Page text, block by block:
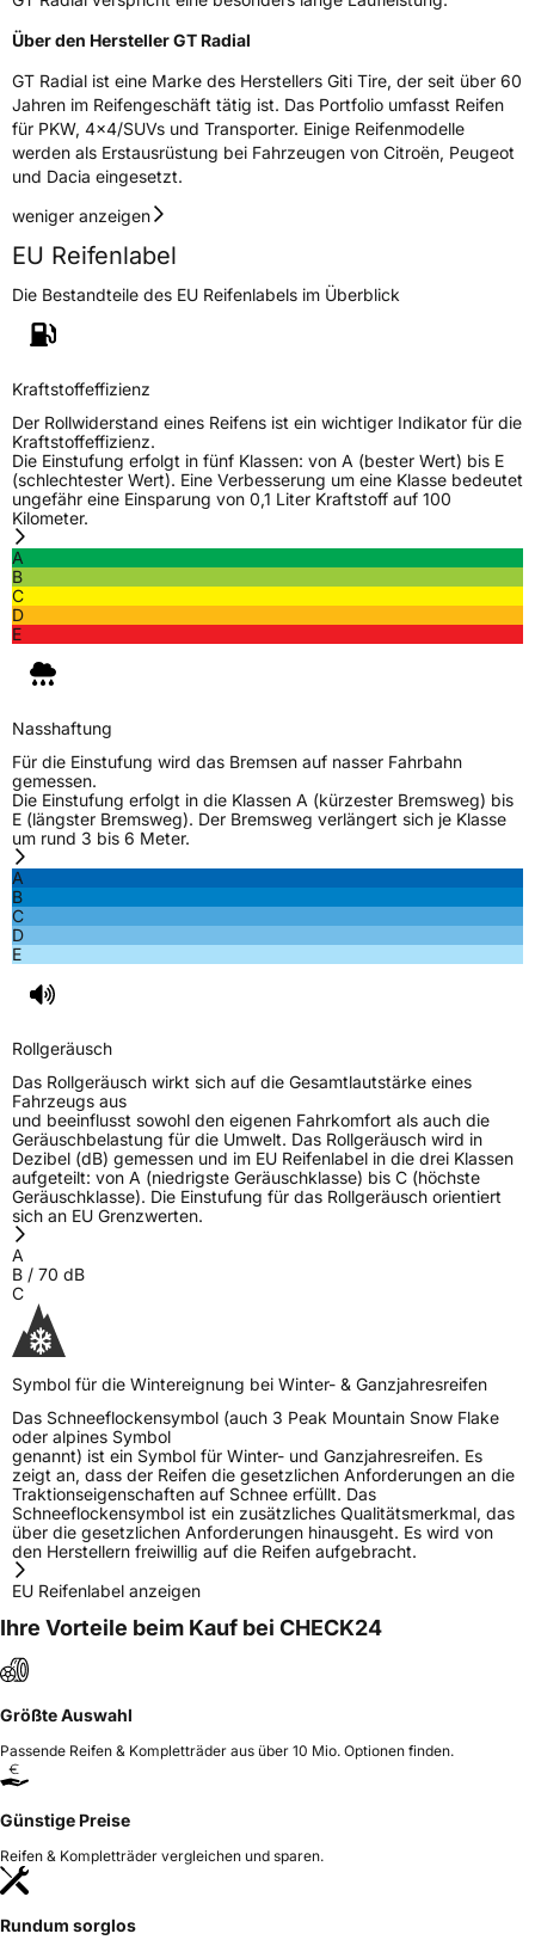
Allgemeine Produktsicherheit (GPSR)
HerstellerkontaktGiti Tire Deutschland GmbH, Giti Tire
Deutschland GmbH Hollerithallee 18a 30419
Hannover Germany,
label.information@eu.giti.com
Über den Hersteller GT Radial
GT Radial ist eine Marke des Herstellers Giti Tire, der seit über 60
Jahren im Reifengeschäft tätig ist. Das Portfolio umfasst Reifen
für PKW, 4x4/SUVs und Transporter. Einige Reifenmodelle
werden als Erstausrüstung bei Fahrzeugen von Citroën, Peugeot
und Dacia eingesetzt.
weniger anzeigen
EU Reifenlabel
Die Bestandteile des EU Reifenlabels im Überblick
Kraftstoffeffizienz
Der Rollwiderstand eines Reifens ist ein wichtiger Indikator für die
Kraftstoffeffizienz.
Die Einstufung erfolgt in fünf Klassen: von A (bester Wert) bis E
(schlechtester Wert). Eine Verbesserung um eine Klasse bedeutet
ungefähr eine Einsparung von 0,1 Liter Kraftstoff auf 100
Kilometer.
A
B
C
D
E
Nasshaftung
Für die Einstufung wird das Bremsen auf nasser Fahrbahn
gemessen.
Die Einstufung erfolgt in die Klassen A (kürzester Bremsweg) bis
E (längster Bremsweg). Der Bremsweg verlängert sich je Klasse
um rund 3 bis 6 Meter.
A
B
C
D
E
Rollgeräusch
Das Rollgeräusch wirkt sich auf die Gesamtlautstärke eines
Fahrzeugs aus
und beeinflusst sowohl den eigenen Fahrkomfort als auch die
Geräuschbelastung für die Umwelt. Das Rollgeräusch wird in
Dezibel (dB) gemessen und im EU Reifenlabel in die drei Klassen
aufgeteilt: von A (niedrigste Geräuschklasse) bis C (höchste
Geräuschklasse). Die Einstufung für das Rollgeräusch orientiert
sich an EU Grenzwerten.
A
B / 70 dB
C
Symbol für die Wintereignung bei Winter- & Ganzjahresreifen
Das Schneeflockensymbol (auch 3 Peak Mountain Snow Flake
oder alpines Symbol
genannt) ist ein Symbol für Winter- und Ganzjahresreifen. Es
zeigt an, dass der Reifen die gesetzlichen Anforderungen an die
Traktionseigenschaften auf Schnee erfüllt. Das
Schneeflockensymbol ist ein zusätzliches Qualitätsmerkmal, das
über die gesetzlichen Anforderungen hinausgeht. Es wird von
den Herstellern freiwillig auf die Reifen aufgebracht.
EU Reifenlabel anzeigen
Ihre Vorteile beim Kauf bei CHECK24
Größte Auswahl
Passende Reifen & Kompletträder aus über 10 Mio. Optionen finden.
Günstige Preise
Reifen & Kompletträder vergleichen und sparen.
Rundum sorglos